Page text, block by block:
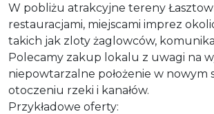
W pobliżu atrakcyjne tereny
restauracjami, miejscami imprez
takich jak zloty żaglowców,
Polecamy zakup lokalu z uwagi na
niepowtarzalne położenie w nowym
otoczeniu rzeki i kanałów.
Przykładowe oferty: